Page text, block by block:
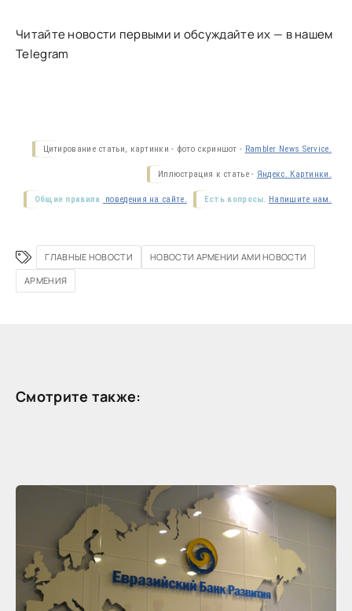
Читайте новости первыми и обсуждайте их — в нашем
Telegram
Цитирование статьи, картинки - фото скриншот - Rambler News Service.
Иллюстрация к статье - Яндекс. Картинки.
Есть вопросы. Напишите нам.
Общие правила поведения на сайте.
ГЛАВНЫЕ НОВОСТИ
НОВОСТИ АРМЕНИИ АМИ НОВОСТИ
АРМЕНИЯ
Смотрите также: